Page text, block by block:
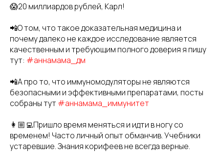
😱20 миллиардов рублей, Карл!
📲О том, что такое доказательная медицина и
почему далеко не каждое исследование является
качественным и требующим полного доверия я пишу
тут: #аннамама_дм
📲А про то, что иммуномодуляторы не являются
безопасными и эффективными препаратами, посты
собраны тут#аннамама_иммунитет
👩🏼‍💻Пришло время меняться и идти в ногу со
временем! Часто личный опыт обманчив. Учебники
устаревшие. Знания корифеев не всегда верные.